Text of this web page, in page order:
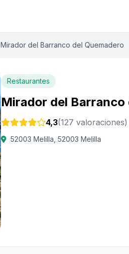
Mirador del Barranco del Quemadero
Restaurantes
Mirador del Barranco
4,3(127 valoraciones)
52003 Melilla, 52003 Melilla